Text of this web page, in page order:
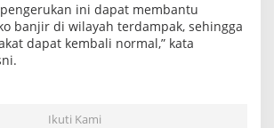
ini dapat membantu
banjir di wilayah terdampak, sehingga
dapat kembali normal,” kata
Ikuti Kami